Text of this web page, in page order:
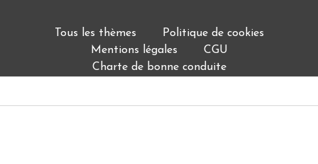
Tous les thèmes
Politique de cookies
Mentions légales
CGU
Charte de bonne conduite